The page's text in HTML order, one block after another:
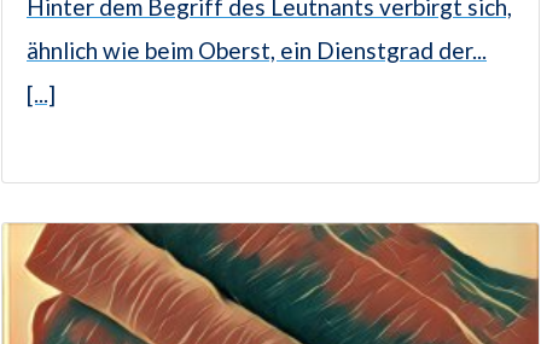
Hinter dem Begriff des Leutnants verbirgt sich,
ähnlich wie beim Oberst, ein Dienstgrad der...
[...]